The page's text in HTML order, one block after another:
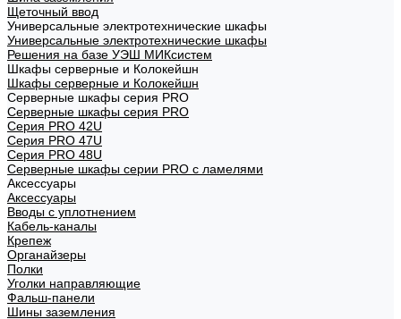
Щеточный ввод
Универсальные электротехнические шкафы
Универсальные электротехнические шкафы
Решения на базе УЭШ МИКсистем
Шкафы серверные и Колокейшн
Шкафы серверные и Колокейшн
Серверные шкафы серия PRO
Серверные шкафы серия PRO
Серия PRO 42U
Серия PRO 47U
Серия PRO 48U
Серверные шкафы серии PRO с ламелями
Аксессуары
Аксессуары
Вводы с уплотнением
Кабель-каналы
Крепеж
Органайзеры
Полки
Уголки направляющие
Фальш-панели
Шины заземления